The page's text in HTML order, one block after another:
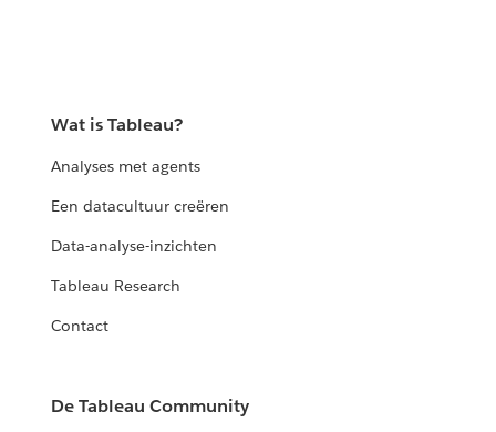
Wat is Tableau?
Analyses met agents
Een datacultuur creëren
Data-analyse-inzichten
Tableau Research
Contact
De Tableau Community